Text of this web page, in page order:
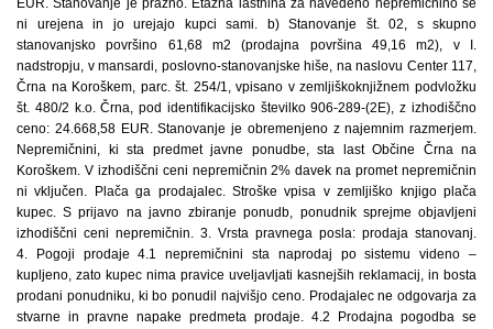
EUR. Stanovanje je prazno. Etažna lastnina za navedeno nepremičnino še
ni urejena in jo urejajo kupci sami. b) Stanovanje št. 02, s skupno
stanovanjsko površino 61,68 m2 (prodajna površina 49,16 m2), v I.
nadstropju, v mansardi, poslovno-stanovanjske hiše, na naslovu Center 117,
Črna na Koroškem, parc. št. 254/1, vpisano v zemljiškoknjižnem podvložku
št. 480/2 k.o. Črna, pod identifikacijsko številko 906-289-(2E), z izhodiščno
ceno: 24.668,58 EUR. Stanovanje je obremenjeno z najemnim razmerjem.
Nepremičnini, ki sta predmet javne ponudbe, sta last Občine Črna na
Koroškem. V izhodiščni ceni nepremičnin 2% davek na promet nepremičnin
ni vključen. Plača ga prodajalec. Stroške vpisa v zemljiško knjigo plača
kupec. S prijavo na javno zbiranje ponudb, ponudnik sprejme objavljeni
izhodiščni ceni nepremičnin. 3. Vrsta pravnega posla: prodaja stanovanj.
4. Pogoji prodaje 4.1 nepremičnini sta naprodaj po sistemu videno –
kupljeno, zato kupec nima pravice uveljavljati kasnejših reklamacij, in bosta
prodani ponudniku, ki bo ponudil najvišjo ceno. Prodajalec ne odgovarja za
stvarne in pravne napake predmeta prodaje. 4.2 Prodajna pogodba se